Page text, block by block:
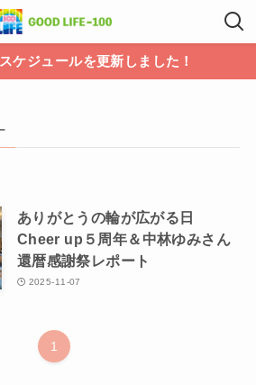
ケジュールを更新しました！
ありがとうの輪が広がる日
Cheer up５周年＆中林ゆみさん
還暦感謝祭レポート
2025-11-07
1